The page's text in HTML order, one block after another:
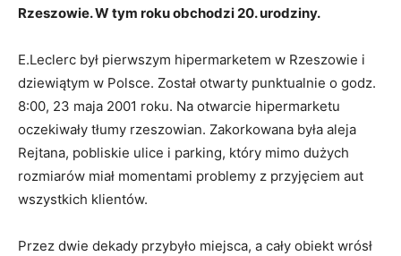
Rzeszowie. W tym roku obchodzi 20. urodziny.
E.Leclerc był pierwszym hipermarketem w Rzeszowie i
dziewiątym w Polsce. Został otwarty punktualnie o godz.
8:00, 23 maja 2001 roku. Na otwarcie hipermarketu
oczekiwały tłumy rzeszowian. Zakorkowana była aleja
Rejtana, pobliskie ulice i parking, który mimo dużych
rozmiarów miał momentami problemy z przyjęciem aut
wszystkich klientów.
Przez dwie dekady przybyło miejsca, a cały obiekt wrósł